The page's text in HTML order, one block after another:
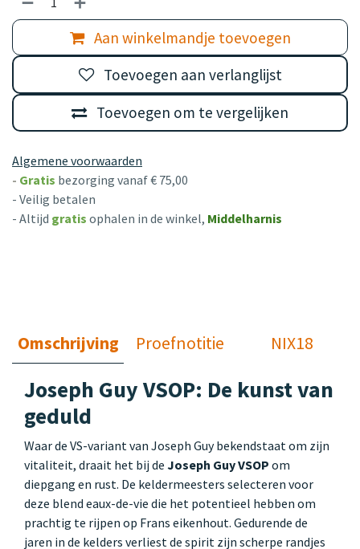
Aan winkelmandje toevoegen
Toevoegen om te vergelijken
Toevoegen aan verlanglijst
Algemene voorwaarden
- Gratis bezorging vanaf € 75,00
- Veilig betalen
- Altijd gratis ophalen in de winkel, Middelharnis
Omschrijving Proefnotitie NIX18
Joseph Guy VSOP: De kunst van
geduld
Waar de VS-variant van Joseph Guy bekendstaat om zijn
vitaliteit, draait het bij de Joseph Guy VSOP om
diepgang en rust. De keldermeesters selecteren voor
deze blend eaux-de-vie die het potentieel hebben om
prachtig te rijpen op Frans eikenhout. Gedurende de
jaren in de kelders verliest de spirit zijn scherpe randjes